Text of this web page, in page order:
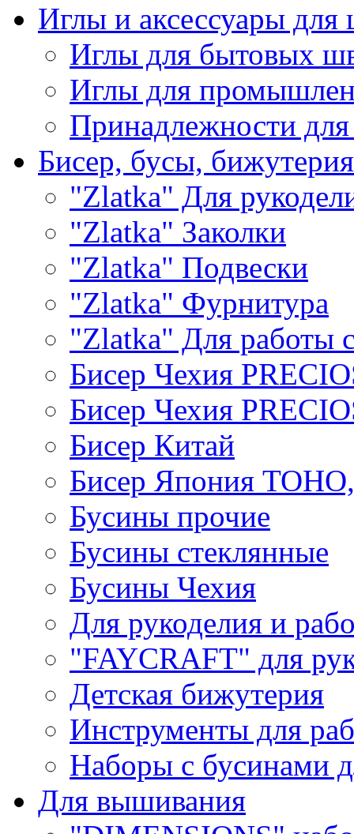
Иглы и аксессуары
Иглы для бытовых
Иглы для
Принадлежности
Бисер, бусы, бижутерия
"Zlatka" Для
"Zlatka" Заколки
"Zlatka" Подвески
"Zlatka" Фурнитура
"Zlatka" Для работы
Бисер Чехия
Бисер Чехия
Бисер Китай
Бисер Япония
Бусины прочие
Бусины стеклянные
Бусины Чехия
Для рукоделия и
"FAYCRAFT" для
Детская бижутерия
Инструменты для
Наборы с бусинами
Для вышивания